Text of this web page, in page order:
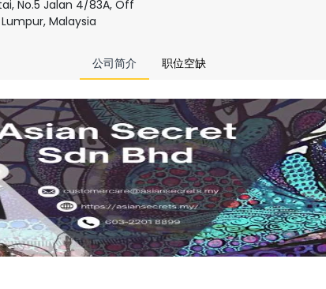
No.5 Jalan 4/83A, Off
Malaysia
公司简介 职位空缺